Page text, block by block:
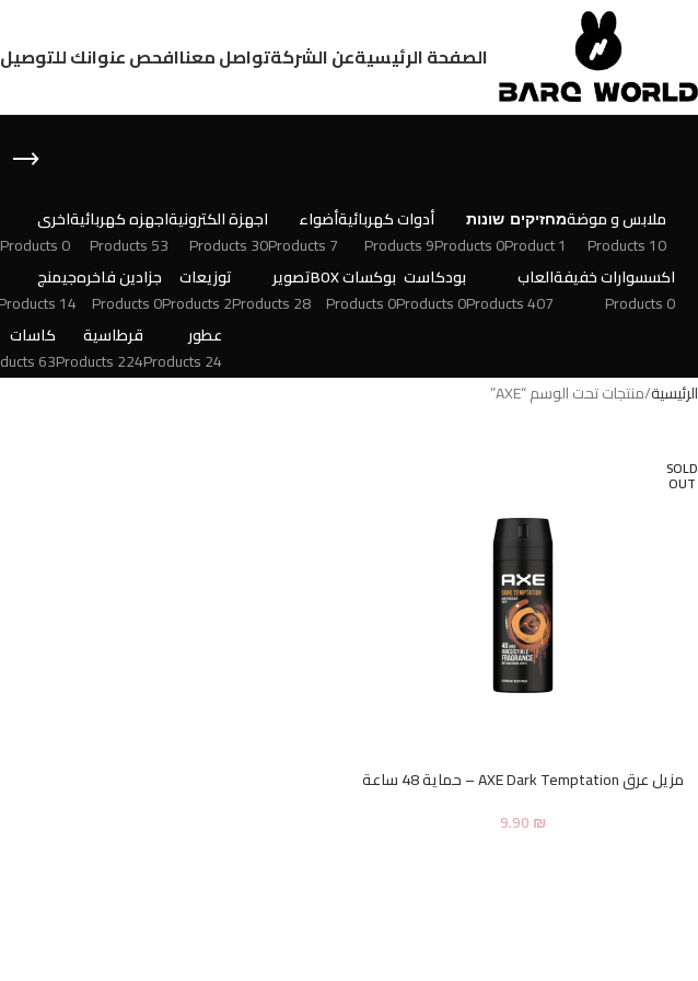
الصفحة الرئيسيةعن الشركةتواصل معناافحص عنوانك للتوصيل
ملابس و موضة
10 Products
מחזיקים
1 Product
שונות
0 Products
أدوات كهربائية
9 Products
أضواء
7 Products
اجهزة الكترونية
30 Products
اجهزه كهربائية
53 Products
اخرى
0 Products
اكسسوارات خفيفة
0 Products
العاب
407 Products
بودكاست
0 Products
بوكسات BOX
0 Products
تصوير
28 Products
توزيعات
2 Products
جزادين فاخره
0 Products
جيمنج
14 Products
عطور
24 Products
قرطاسية
224 Products
كاسات
63 Products
الرئيسية منتجات تحت الوسم “AXE”
SOLD
OUT
مزيل عرق AXE Dark Temptation – حماية 48 ساعة
9.90₪